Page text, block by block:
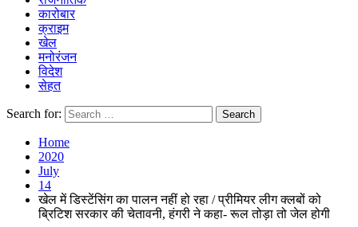
कारोबार
क्राइम
खेल
मनोरंजन
विदेश
सेहत
Search for:
Home
2020
July
14
खेल में डिस्टेंसिंग का पालन नहीं हो रहा / प्रीमियर लीग क्लबों को
ब्रिटिश सरकार की चेतावनी, हंगरी ने कहा- रूल तोड़ा तो जेल होगी